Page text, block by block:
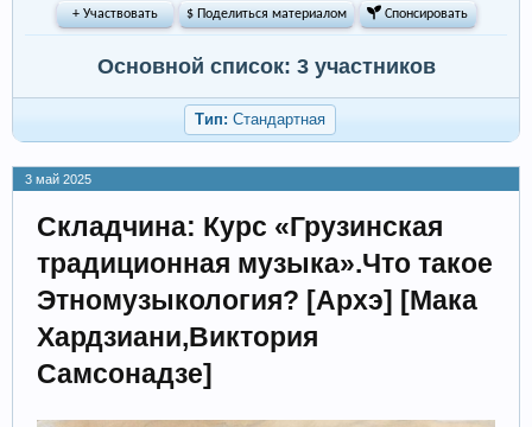
+ Участвовать $ Поделиться материалом  Спонсировать
Основной список: 3 участников
Тип: Стандартная
3 май 2025
Складчина: Курс «Грузинская
традиционная музыка».Что такое
Этномузыкология? [Архэ] [Мака
Хардзиани,Виктория
Самсонадзе]